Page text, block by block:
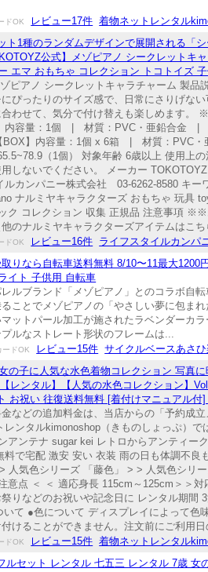
ドOK レビュー17件 着物ネットレンタル
ト1種のランダムデザインで展開される「
公式】メゾピアノ シークレットキ
エマ おもちゃ コレクション トコトイズ
ピアノ シークレットキャラチャーム 製品
ぴったりのサイズ感で、日常にさりげな
わせて、気分で付け替えも楽しめます。
内容量：1個 | 材質：PVC・亜鉛合金 |
BOX】内容量：1個 x 6箱 | 材質：PVC
（1個） 対象年齢 6歳以上 使用上
しないでください。 メーカー
ルカンパニー株式会社 03-6262-8580 キ
ナルミヤキャラクターズ おもちゃ 玩具
ク コレクション 収集 正規品 注意事項
のナルミヤキャラクターズアイテムはこ
ドOK レビュー16件 ライフスタイルカンパ
りなら自転車送料無料 8/10〜11最大
イト 子供用 自転車
ルブランド「メゾピアノ」とのコラボ自
ことでメゾピアノの「やさしい夢に包ま
ットパール加工が施されたラベンダーカ
ルなストレート形状のフレームは...
ードOK レビュー15件 サイクルベースあさ
女の子に人気な水色着物コレクション 写真
レンタル】【人気の水色コレクション】
お祝い 往復送料無料 [着付けマニュアル付
などの追加料金は、当店からの「予約成
レンタルkimonoshop（きものしょっぷ）
アンテナ sugar kei レトロからアンティー
料で宅配 激安 安い 衣装 雨の日も体調不
人気色シリーズ 「藤色」 > > 人気色シリ
意点 ＜ ＜ 適応身長 115cm～125cm＞＞
りなどのお祝いや記念日に レンタル期間
て ●色について ディスプレイによって
けることができません。注文前にご利用日
ドOK レビュー15件 着物ネットレンタル
ルセット レンタル 七五三 レンタル 7歳